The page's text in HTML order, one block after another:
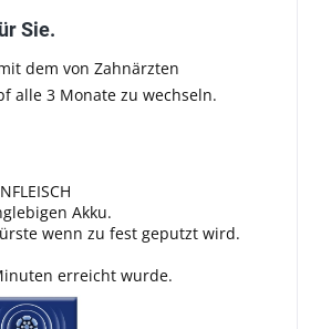
Sie.
dem von Zahnärzten
alle 3 Monate zu wechseln.
Akku.
wenn zu fest geputzt wird.
erreicht wurde.